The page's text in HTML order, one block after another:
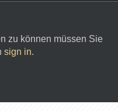
zu können müssen Sie
sign in.